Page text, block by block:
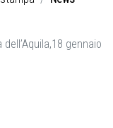
gennaio